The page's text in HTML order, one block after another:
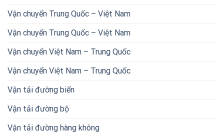
Vận chuyển Trung Quốc – Việt Nam
Vận chuyển Trung Quốc – Việt Nam
Vận chuyển Việt Nam – Trung Quốc
Vận chuyển Việt Nam – Trung Quốc
Vận tải đường biển
Vận tải đường bộ
Vận tải đường hàng không